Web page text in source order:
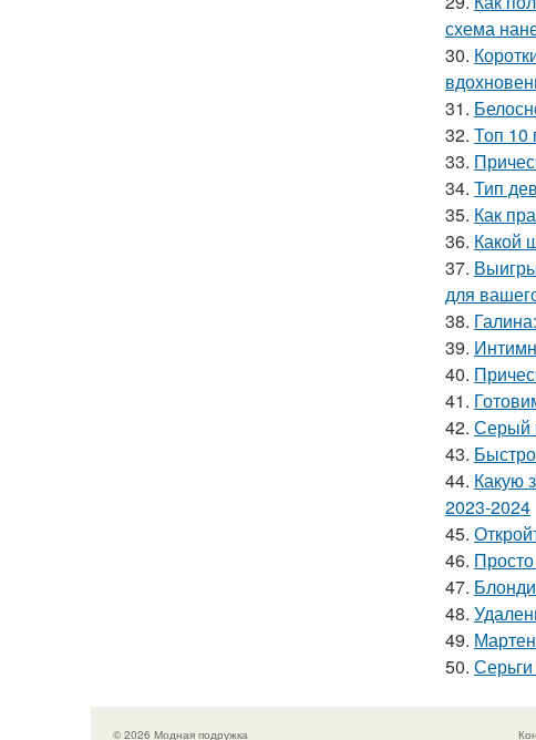
схема
30.
31.
32. Топ 10
33.
34. Тип
35. Как
36. Какой
37.
для
38.
39.
40.
41.
42. Серый
43.
44. Какую
2023-2024
45.
46.
47.
48.
49.
50.
© 2026 Модная подружка